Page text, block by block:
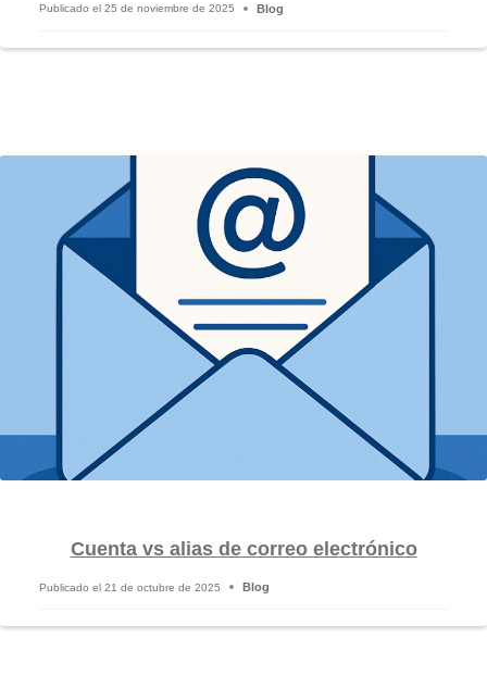
Publicado el 25 de noviembre de 2025 Blog
Cuenta vs alias de correo electrónico
Publicado el 21 de octubre de 2025 Blog